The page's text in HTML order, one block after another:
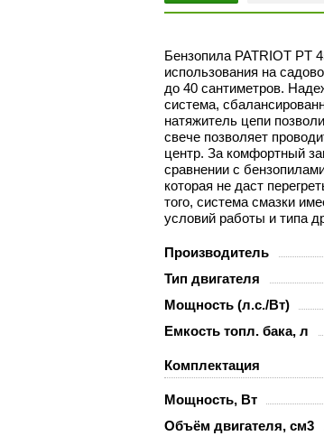
Бензопила PATRIOT PT
использования на
до 40 сантиметров.
система,
натяжитель цепи
свече позволяет
центр. За комфортный
сравнении с
которая не даст
того, система смазки
условий работы и типа
Производитель
Тип двигателя
Мощность (л.с./Вт)
Емкость топл. бака, л
Комплектация
Мощность, Вт
Объём двигателя, см3